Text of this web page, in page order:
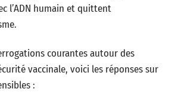
l’ADN humain et quittent
courantes autour des
vaccinale, voici les réponses sur
: